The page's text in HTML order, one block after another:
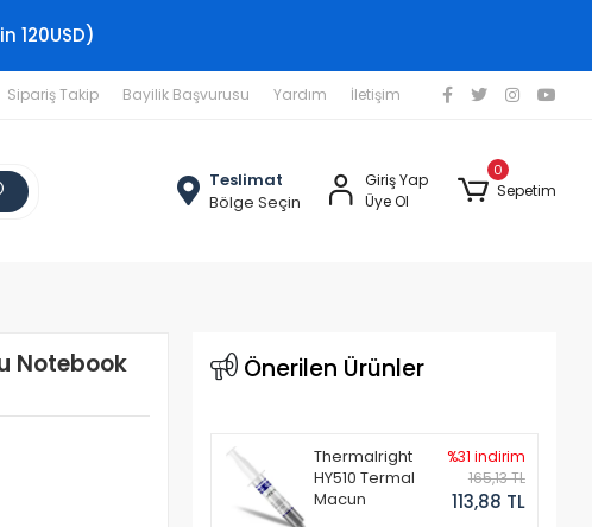
120USD)
Sipariş Takip Bayilik Başvurusu Yardım İletişim
Teslimat
Bölge Seçin
Giriş Yap
Üye Ol
0
Sepetim
Notebook
Önerilen Ürünler
Thermalright
HY510 Termal
Macun
%31 indirim
165,13 TL
113,88 TL